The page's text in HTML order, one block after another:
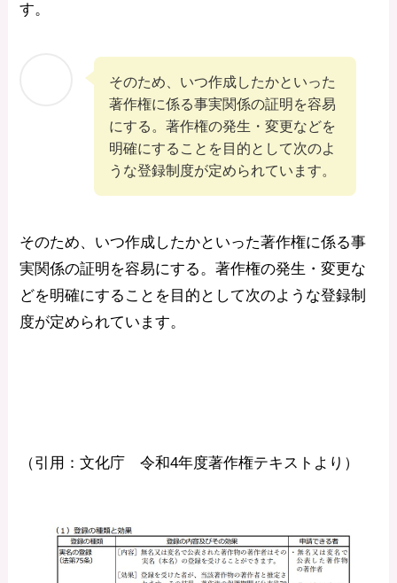
す。
そのため、いつ作成したかといった
著作権に係る事実関係の証明を容易
にする。著作権の発生・変更などを
明確にすることを目的として次のよ
うな登録制度が定められています。
そのため、いつ作成したかといった著作権に係る事
実関係の証明を容易にする。著作権の発生・変更な
どを明確にすることを目的として次のような登録制
度が定められています。
（引用：文化庁 令和4年度著作権テキストより）